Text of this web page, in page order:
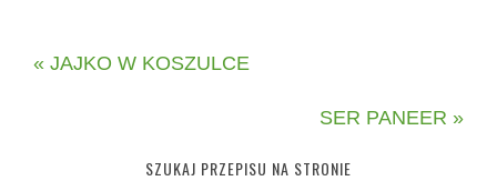
« JAJKO W KOSZULCE
SER PANEER »
SZUKAJ PRZEPISU NA STRONIE